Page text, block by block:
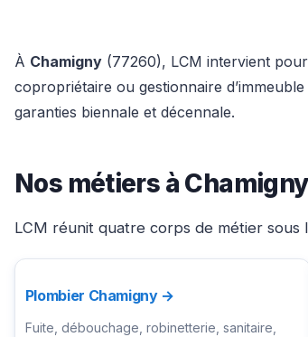
À Chamigny (77260), LCM intervient
copropriétaire ou gestionnaire
garanties biennale et décennale.
Nos métiers à Chamigny
LCM réunit quatre corps de métier
Plombier Chamigny →
Fuite, débouchage, robinetterie, sanitaire,